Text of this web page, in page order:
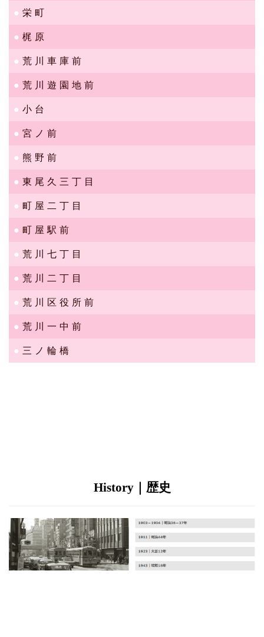
栄町
梶原
荒川車庫前
荒川遊園地前
小台
宮ノ前
熊野前
東尾久三丁目
町屋二丁目
町屋駅前
荒川七丁目
荒川二丁目
荒川区役所前
荒川一中前
三ノ輪橋
History｜歴史